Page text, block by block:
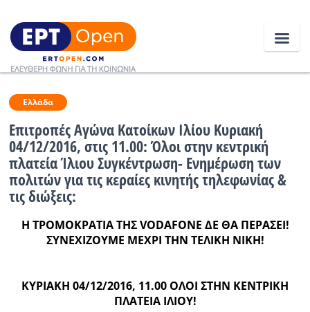
Ειδήσεις
Ελλάδα
Κοινωνία
Πολιτική
Οικονομία
Κόσμος
Ελλάδα
Επιτροπές Αγώνα Κατοίκων Ιλίου Κυριακή
04/12/2016, στις 11.00: Όλοι στην κεντρική
πλατεία Ίλιου Συγκέντρωση- Ενημέρωση των
πολιτών για τις κεραίες κινητής τηλεφωνίας &
τις διώξεις:
Η ΤΡΟΜΟΚΡΑΤΙΑ ΤΗΣ VODAFONE ΔΕ ΘΑ ΠΕΡΑΣΕΙ!
ΣΥΝΕΧΙΖΟΥΜΕ ΜΕΧΡΙ ΤΗΝ ΤΕΛΙΚΗ ΝΙΚΗ!
ΚΥΡΙΑΚΗ 04/12/2016, 11.00 ΟΛΟΙ ΣΤΗΝ ΚΕΝΤΡΙΚΗ
ΠΛΑΤΕΙΑ ΙΛΙΟΥ!